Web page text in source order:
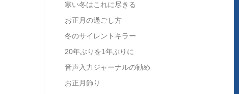
寒い冬はこれに尽きる
お正月の過ごし方
冬のサイレントキラー
20年ぶりを1年ぶりに
音声入力ジャーナルの勧め
お正月飾り